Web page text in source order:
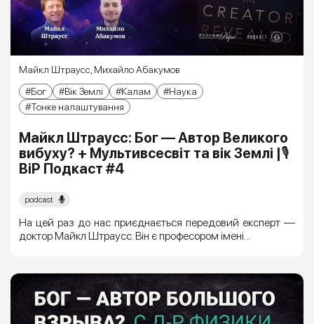
Майкл Штраусс,Михайло Абакумов
Бог
Вік Землі Калам
Наука
Тонке налаштування
Майкл Штраусc: Бог — Автор Великого
вибуху? + Мультивсесвіт та вік Землі |🎙
ВіР Подкаст #4
podcast
На цей раз до нас приєднається передовий експерт —
доктор Майкл Штраусc. Він є професором імені...